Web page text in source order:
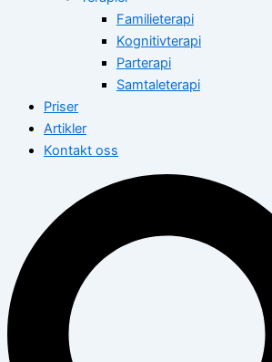
Familieterapi
Kognitivterapi
Parterapi
Samtaleterapi
Priser
Artikler
Kontakt oss